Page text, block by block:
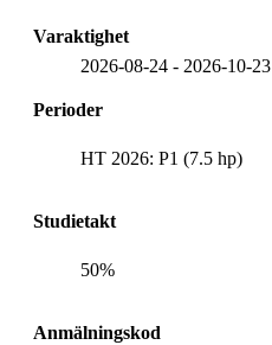
Varaktighet
2026-08-24 - 2026-10-23
Perioder
HT 2026: P1 (7.5 hp)
Studietakt
50%
Anmälningskod